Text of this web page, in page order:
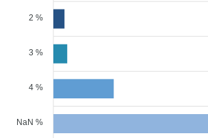
2 %
3 %
4 %
NaN %